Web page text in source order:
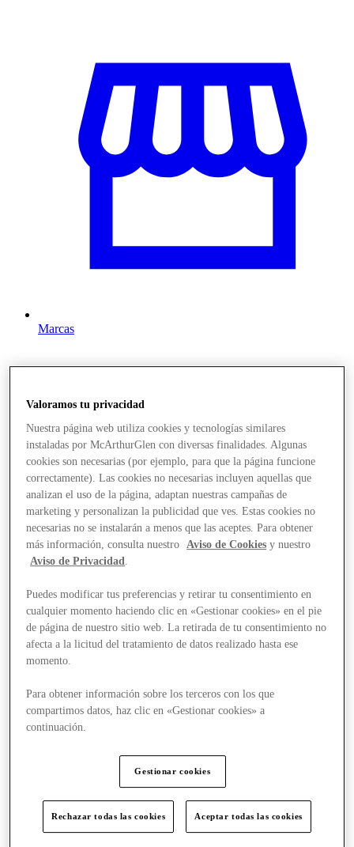
Marcas
Ofertas
Valoramos tu privacidad
Nuestra página web utiliza cookies y tecnologías similares
instaladas por McArthurGlen con diversas finalidades. Algunas
cookies son necesarias (por ejemplo, para que la página funcione
correctamente). Las cookies no necesarias incluyen aquellas que
analizan el uso de la página, adaptan nuestras campañas de
marketing y personalizan la publicidad que ves. Estas cookies no
necesarias no se instalarán a menos que las aceptes. Para obtener
más información, consulta nuestro
Aviso de Cookies y nuestro
Aviso de Privacidad.
Puedes modificar tus preferencias y retirar tu consentimiento en
cualquier momento haciendo clic en «Gestionar cookies» en el pie
de página de nuestro sitio web. La retirada de tu consentimiento no
afecta a la licitud del tratamiento de datos realizado hasta ese
momento.
Para obtener información sobre los terceros con los que
compartimos datos, haz clic en «Gestionar cookies» a
continuación.
Gestionar cookies
Rechazar todas las cookies Aceptar todas las cookies